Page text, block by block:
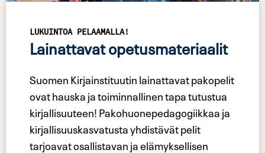
LUKUINTOA PELAAMALLA!
Lainattavat opetusmateriaalit
Suomen Kirjainstituutin lainattavat pakopelit
ovat hauska ja toiminnallinen tapa tutustua
kirjallisuuteen! Pakohuonepedagogiikkaa ja
kirjallisuuskasvatusta yhdistävät pelit
tarjoavat osallistavan ja elämyksellisen